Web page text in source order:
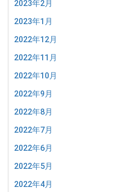
2023年2月
2023年1月
2022年12月
2022年11月
2022年10月
2022年9月
2022年8月
2022年7月
2022年6月
2022年5月
2022年4月